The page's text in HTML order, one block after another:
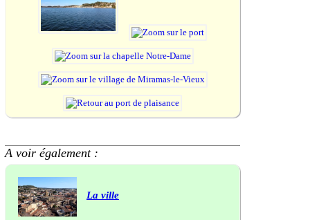
A voir également :
La ville